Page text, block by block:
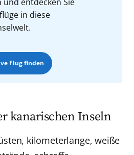
in diese
Flug finden
kanarischen Inseln
kilometerlange, weiße